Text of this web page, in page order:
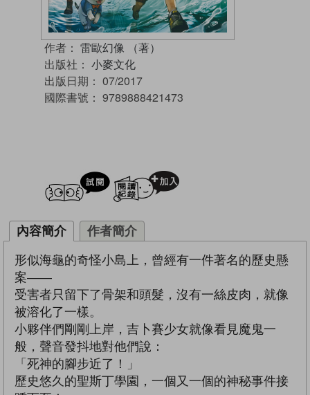
作者： 雷歐幻像 （著）
出版社： 小麥文化
出版日期： 07/2017
國際書號： 9789888421473
試閲
內容簡介 作者簡介
形似海龜的奇怪小島上，曾經有一件著名的歷史懸
案——
受害者只留下了骨架和頭髮，沒有一絲皮肉，就像
被溶化了一樣。
小夥伴們剛剛上岸，吉卜賽少女就像看見魔鬼一
般，聲音發抖地對他們說：
「死神的腳步近了！」
歷史悠久的聖斯丁學園，一個又一個的神秘事件接